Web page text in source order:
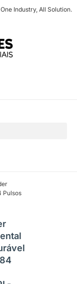
One Industry, All Solution.
Pulsos